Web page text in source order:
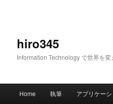
hiro345
Information Technology で世界を変
Home 執筆 アプリケー